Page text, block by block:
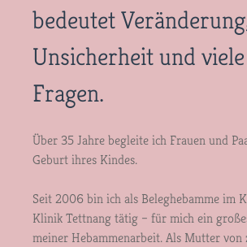
bedeutet
Unsicherheit und
Fragen.
Über 35 Jahre begleite ich Frauen und
Geburt ihres Kindes.
Seit 2006 bin ich als Beleghebamme im
Klinik Tettnang tätig – für mich ein
meiner Hebammenarbeit. Als Mutter von